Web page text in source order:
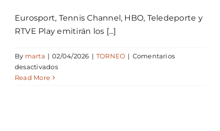
Eurosport, Tennis Channel, HBO, Teledeporte y
RTVE Play emitirán los [...]
By marta | 02/04/2026 | TORNEO | Comentarios
desactivadosen
Read More